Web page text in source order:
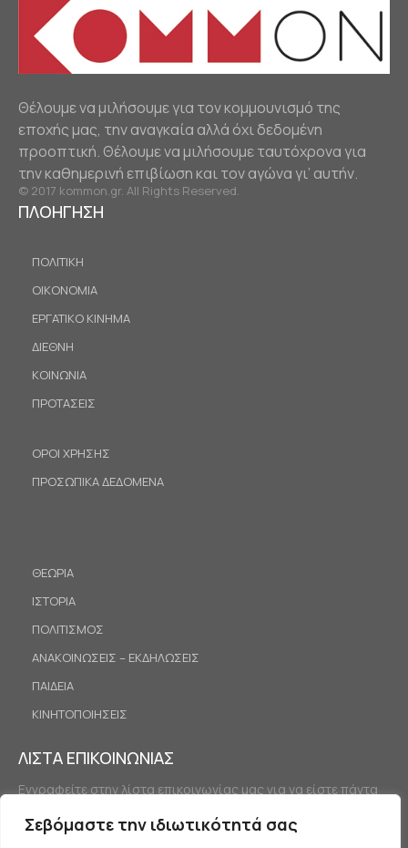
Σεβόμαστε την ιδιωτικότητά σας
Θέλουμε να μιλήσουμε για τον κομμουνισμό της
εποχής μας, την αναγκαία αλλά όχι δεδομένη
προοπτική. Θέλουμε να μιλήσουμε ταυτόχρονα για
την καθημερινή επιβίωση και τον αγώνα γι’ αυτήν.
© 2017 kommon.gr. All Rights Reserved.
ΠΛΟΗΓΗΣΗ
ΠΟΛΙΤΙΚΗ
ΟΙΚΟΝΟΜΙΑ
ΕΡΓΑΤΙΚΟ ΚΙΝΗΜΑ
ΔΙΕΘΝΗ
ΚΟΙΝΩΝΙΑ
ΠΡΟΤΑΣΕΙΣ
ΟΡΟΙ ΧΡΗΣΗΣ
ΠΡΟΣΩΠΙΚΑ ΔΕΔΟΜΕΝΑ
ΘΕΩΡΙΑ
ΙΣΤΟΡΙΑ
ΠΟΛΙΤΙΣΜΟΣ
ΑΝΑΚΟΙΝΩΣΕΙΣ – ΕΚΔΗΛΩΣΕΙΣ
ΠΑΙΔΕΙΑ
ΚΙΝΗΤΟΠΟΙΗΣΕΙΣ
ΛΙΣΤΑ ΕΠΙΚΟΙΝΩΝΙΑΣ
Εγγραφείτε στην λίστα επικοινωνίας μας για να είστε πάντα